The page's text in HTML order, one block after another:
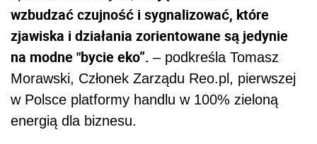
wzbudzać czujność i sygnalizować, które
zjawiska i działania zorientowane są jedynie
na modne "bycie eko”. – podkreśla Tomasz
Morawski, Członek Zarządu Reo.pl, pierwszej
w Polsce platformy handlu w 100% zieloną
energią dla biznesu.